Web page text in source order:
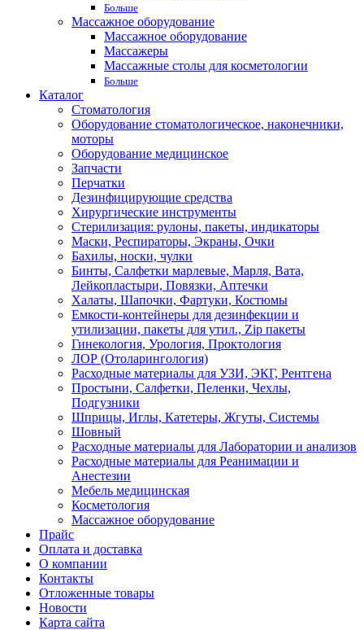
Больше
Массажное оборудование
Массажное оборудование
Массажеры
Массажные столы для косметологии
Больше
Каталог
Стоматология
Оборудование стоматологическое, наконечники,
моторы
Оборудование медицинское
Запчасти
Перчатки
Дезинфицирующие средства
Хирургические инструменты
Стерилизация: рулоны, пакеты, индикаторы
Маски, Респираторы, Экраны, Очки
Бахилы, носки, чулки
Бинты, Салфетки марлевые, Марля, Вата,
Лейкопластыри, Повязки, Аптечки
Халаты, Шапочки, Фартуки, Костюмы
Емкости-контейнеры для дезинфекции и
утилизации, пакеты для утил., Zip пакеты
Гинекология, Урология, Проктология
ЛОР (Отоларингология)
Расходные материалы для УЗИ, ЭКГ, Рентгена
Простыни, Салфетки, Пеленки, Чехлы,
Подгузники
Шприцы, Иглы, Катетеры, Жгуты, Системы
Шовный
Расходные материалы для Лаборатории и анализов
Расходные материалы для Реанимации и
Анестезии
Мебель медицинская
Косметология
Массажное оборудование
Прайс
Оплата и доставка
О компании
Контакты
Отложенные товары
Новости
Карта сайта